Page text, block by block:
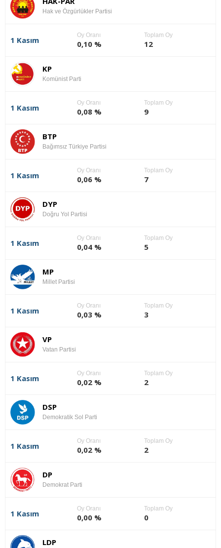
Hak ve Özgürlükler Partisi
1 Kasım
Oy Oranı
0,10 %
Toplam Oy
12
KP
Komünist Parti
1 Kasım
Oy Oranı
0,08 %
Toplam Oy
9
BTP
Bağımsız Türkiye Partisi
1 Kasım
Oy Oranı
0,06 %
Toplam Oy
7
DYP
Doğru Yol Partisi
1 Kasım
Oy Oranı
0,04 %
Toplam Oy
5
MP
Millet Partisi
1 Kasım
Oy Oranı
0,03 %
Toplam Oy
3
VP
Vatan Partisi
1 Kasım
Oy Oranı
0,02 %
Toplam Oy
2
DSP
Demokratik Sol Parti
1 Kasım
Oy Oranı
0,02 %
Toplam Oy
2
DP
Demokrat Parti
1 Kasım
Oy Oranı
0,00 %
Toplam Oy
0
LDP